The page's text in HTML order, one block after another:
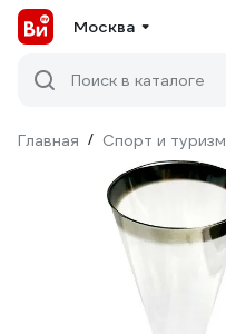
Москва
Поиск в каталоге
Главная / Спорт и туризм